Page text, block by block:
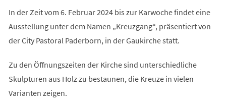
In der Zeit vom 6. Februar 2024 bis zur Karwoche findet eine
Ausstellung unter dem Namen „Kreuzgang“, präsentiert von
der City Pastoral Paderborn, in der Gaukirche statt.
Zu den Öffnungszeiten der Kirche sind unterschiedliche
Skulpturen aus Holz zu bestaunen, die Kreuze in vielen
Varianten zeigen.